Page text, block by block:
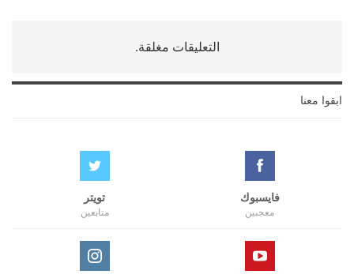
التعليقات مغلقة.
ابقوا معنا
فايسبوك
معجبين
تويتر
متابعين